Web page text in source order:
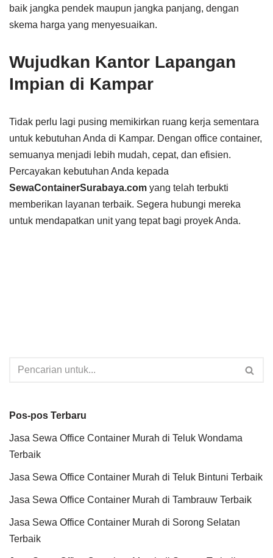
baik jangka pendek maupun jangka panjang, dengan
skema harga yang menyesuaikan.
Wujudkan Kantor Lapangan
Impian di Kampar
Tidak perlu lagi pusing memikirkan ruang kerja sementara
untuk kebutuhan Anda di Kampar. Dengan office container,
semuanya menjadi lebih mudah, cepat, dan efisien.
Percayakan kebutuhan Anda kepada
SewaContainerSurabaya.com yang telah terbukti
memberikan layanan terbaik. Segera hubungi mereka
untuk mendapatkan unit yang tepat bagi proyek Anda.
Pos-pos Terbaru
Jasa Sewa Office Container Murah di Teluk Wondama
Terbaik
Jasa Sewa Office Container Murah di Teluk Bintuni Terbaik
Jasa Sewa Office Container Murah di Tambrauw Terbaik
Jasa Sewa Office Container Murah di Sorong Selatan
Terbaik